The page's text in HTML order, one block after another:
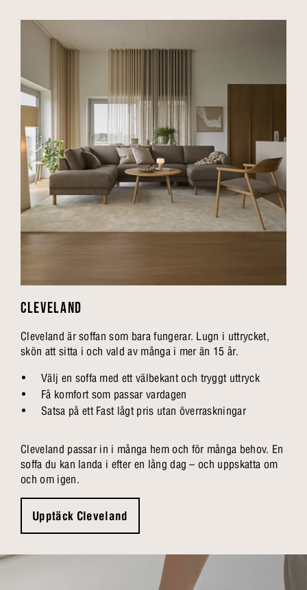
CLEVELAND
Cleveland är soffan som bara fungerar. Lugn i uttrycket,
skön att sitta i och vald av många i mer än 15 år.
Välj en soffa med ett välbekant och tryggt uttryck
Få komfort som passar vardagen
Satsa på ett Fast lågt pris utan överraskningar
Cleveland passar in i många hem och för många behov. En
soffa du kan landa i efter en lång dag – och uppskatta om
och om igen.
Upptäck Cleveland